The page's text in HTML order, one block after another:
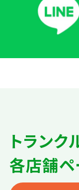
トランク
各店舗ペ